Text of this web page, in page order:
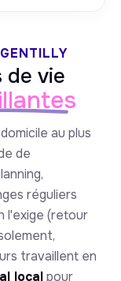
GENTILLY
de vie
au plus
de
réguliers
l'exige (retour
travaillent en
localpour